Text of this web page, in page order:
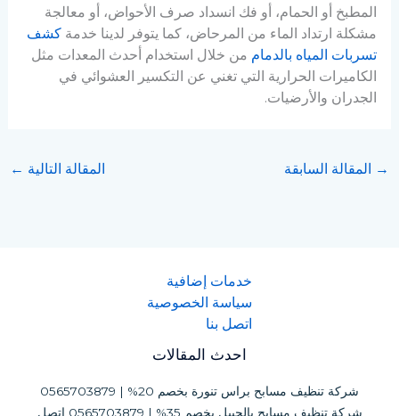
المطبخ أو الحمام، أو فك انسداد صرف الأحواض، أو معالجة
مشكلة ارتداد الماء من المرحاض، كما يتوفر لدينا خدمةكشف
تسربات المياه بالدمام من خلال استخدام أحدث المعدات مثل
الكاميرات الحرارية التي تغني عن التكسير العشوائي في
الجدران والأرضيات.
→ المقالة السابقة المقالة التالية ←
خدمات إضافية
سياسة الخصوصية
اتصل بنا
احدث المقالات
شركة تنظيف مسابح براس تنورة بخصم 20% | 0565703879
شركة تنظيف مسابح بالجبيل بخصم 35% | 0565703879 اتصل